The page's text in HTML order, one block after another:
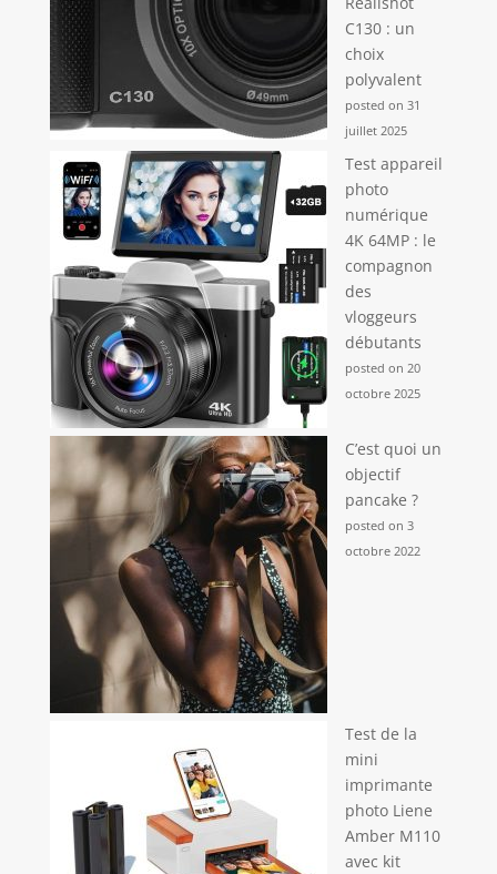
C130 : un
choix
polyvalent
posted on 31
juillet 2025
Test appareil
photo
numérique
4K 64MP : le
compagnon
des
vloggeurs
débutants
posted on 20
octobre 2025
C’est quoi un
objectif
pancake ?
posted on 3
octobre 2022
Test de la
mini
imprimante
photo Liene
Amber M110
avec kit